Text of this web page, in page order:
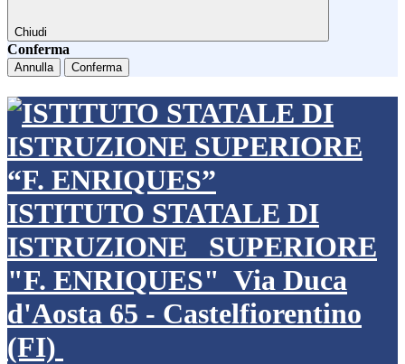
Chiudi
Conferma
Annulla Conferma
ISTITUTO STATALE DI
ISTRUZIONE
SUPERIORE
"F. ENRIQUES" Via Duca
d'Aosta 65 - Castelfiorentino
(FI)